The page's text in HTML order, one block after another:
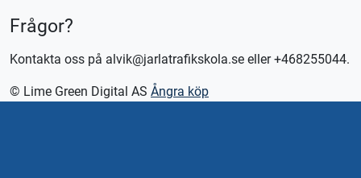
Frågor?
Kontakta oss på alvik@jarlatrafikskola.se eller +468255044.
© Lime Green Digital AS Ångra köp